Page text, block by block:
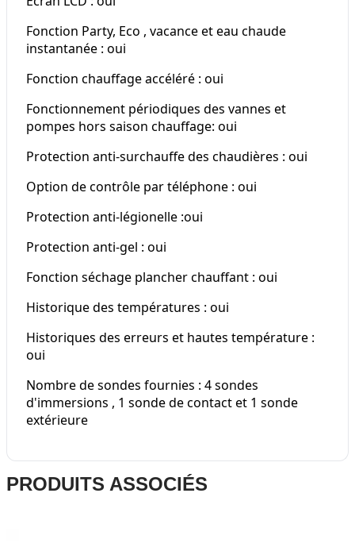
Fonction Party, Eco , vacance et eau chaude
instantanée : oui
Fonction chauffage accéléré : oui
Fonctionnement périodiques des vannes et
pompes hors saison chauffage: oui
Protection anti-surchauffe des chaudières : oui
Option de contrôle par téléphone : oui
Protection anti-légionelle :oui
Protection anti-gel : oui
Fonction séchage plancher chauffant : oui
Historique des températures : oui
Historiques des erreurs et hautes température :
oui
Nombre de sondes fournies : 4 sondes
d'immersions , 1 sonde de contact et 1 sonde
extérieure
Press
toPRODUITS ASSOCIÉS